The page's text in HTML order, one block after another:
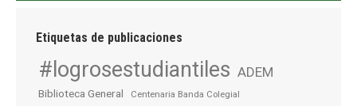
Etiquetas de publicaciones
#logrosestudiantiles ADEM
Biblioteca General Centenaria Banda Colegial